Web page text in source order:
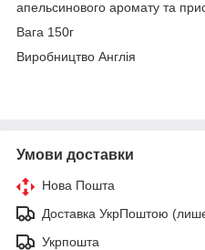
апельсинового аромату та
Вага 150г
Виробництво Англія
Умови доставки
Нова Пошта
Доставка УкрПоштою
Укрпошта